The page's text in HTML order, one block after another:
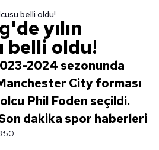
belli oldu!
yılın
oldu!
2024 sezonunda
City forması
Phil Foden seçildi.
dakika spor haberleri